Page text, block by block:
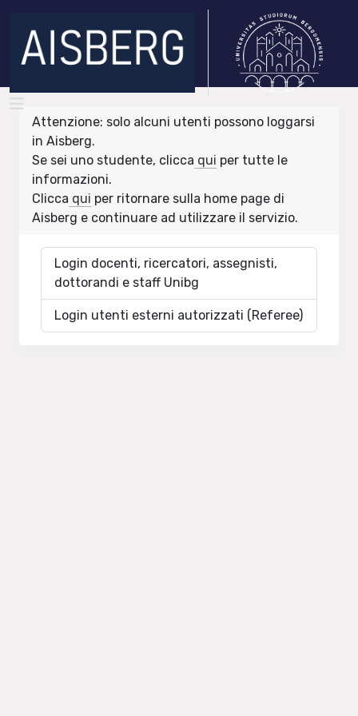
Attenzione: solo alcuni utenti possono loggarsi
in Aisberg.
Se sei uno studente, clicca qui per tutte le
informazioni.
Clicca qui per ritornare sulla home page di
Aisberg e continuare ad utilizzare il servizio.
Login docenti, ricercatori, assegnisti,
dottorandi e staff Unibg
Login utenti esterni autorizzati (Referee)